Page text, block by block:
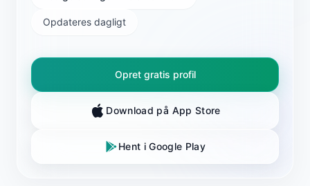
Opdateres dagligt
Opret gratis profil
Download på App Store
Hent i Google Play